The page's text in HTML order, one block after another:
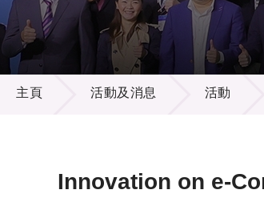
活動及消息
主頁 活動及消息 活動
Innovation on e-